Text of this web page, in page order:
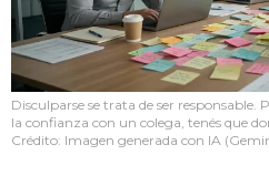
Disculparse se trata de ser
la confianza con un colega, tenés que
Crédito: Imagen generada con IA